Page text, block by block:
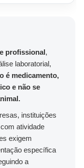
profissional,
laboratorial,
é medicamento,
e não se
instituições
atividade
exigem
específica
a